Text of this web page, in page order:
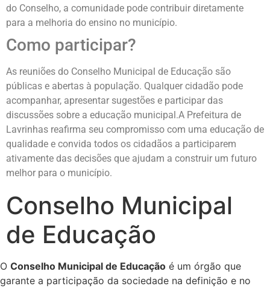
do Conselho, a comunidade pode contribuir diretamente
para a melhoria do ensino no município.
Como participar?
As reuniões do Conselho Municipal de Educação são
públicas e abertas à população. Qualquer cidadão pode
acompanhar, apresentar sugestões e participar das
discussões sobre a educação municipal.A Prefeitura de
Lavrinhas reafirma seu compromisso com uma educação de
qualidade e convida todos os cidadãos a participarem
ativamente das decisões que ajudam a construir um futuro
melhor para o município.
Conselho Municipal
de Educação
O Conselho Municipal de Educação é um órgão que
garante a participação da sociedade na definição e no